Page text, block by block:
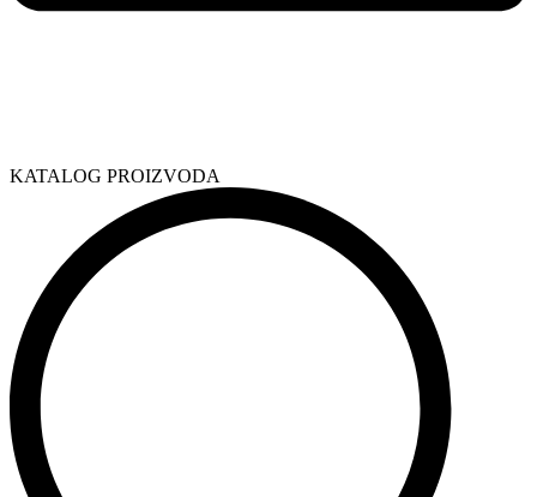
KATALOG PROIZVODA